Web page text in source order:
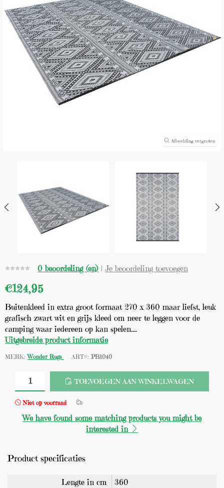
Afbeelding vergroten
0 beoordeling (en) | Je beoordeling toevoegen
€124,95
Buitenkleed in extra groot formaat 270 x 360 maar liefst, leuk
grafisch zwart wit en grijs kleed om neer te leggen voor de
camping waar iedereen op kan spelen....
Uitgebreide product informatie
MERK: Wonder Rugs ART#: PB1040
TOEVOEGEN AAN WINKELWAGEN
Niet op voorraad
We have found some matching products you might be
interested in
Product specificaties
Lengte in cm
360
(0)